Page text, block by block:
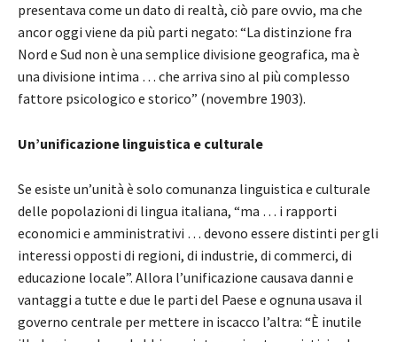
presentava come un dato di realtà, ciò pare ovvio, ma che
ancor oggi viene da più parti negato: “La distinzione fra
Nord e Sud non è una semplice divisione geografica, ma è
una divisione intima … che arriva sino al più complesso
fattore psicologico e storico” (novembre 1903).
Un’unificazione linguistica e culturale
Se esiste un’unità è solo comunanza linguistica e culturale
delle popolazioni di lingua italiana, “ma … i rapporti
economici e amministrativi … devono essere distinti per gli
interessi opposti di regioni, di industrie, di commerci, di
educazione locale”. Allora l’unificazione causava danni e
vantaggi a tutte e due le parti del Paese e ognuna usava il
governo centrale per mettere in iscacco l’altra: “È inutile